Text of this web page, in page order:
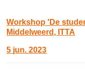
Workshop 'De
Middelweerd, ITTA
5 jun. 2023